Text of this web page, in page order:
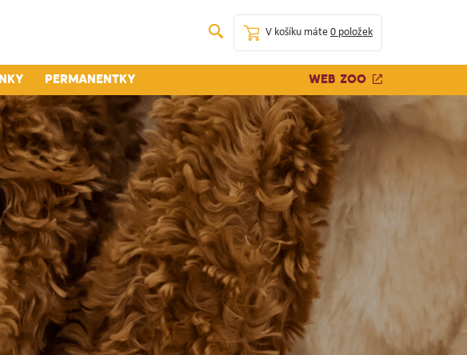
V košíku máte 0 položek
Permanentky Web zoo